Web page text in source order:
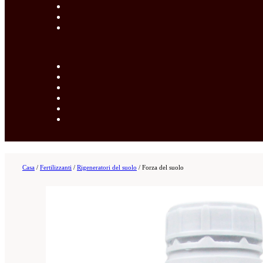
Casa / Fertilizzanti / Rigeneratori del suolo / Forza del suolo